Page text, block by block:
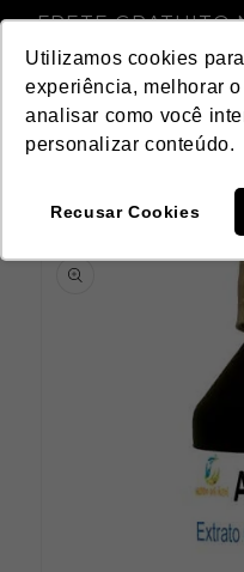
Utilizamos cookies
experiência, melhorar
analisar como você
personalizar conteúdo.
Recusar Cookies
para o
conteúdo
FRETE GRATUITO
DE
informações